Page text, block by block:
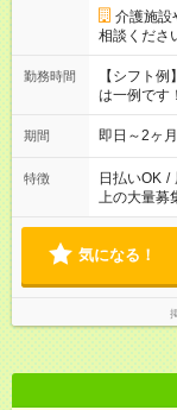
介護施
相談くださ
勤務時間
【シフト例
は一例です
期間 即日～2ヶ
特徴 日払いOK /
上の大量募
気になる！